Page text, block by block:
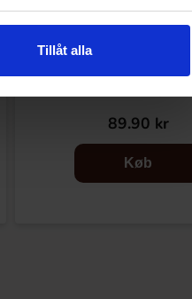
Tillåt alla
Marabou Twist 300g
89.90 kr
Køb